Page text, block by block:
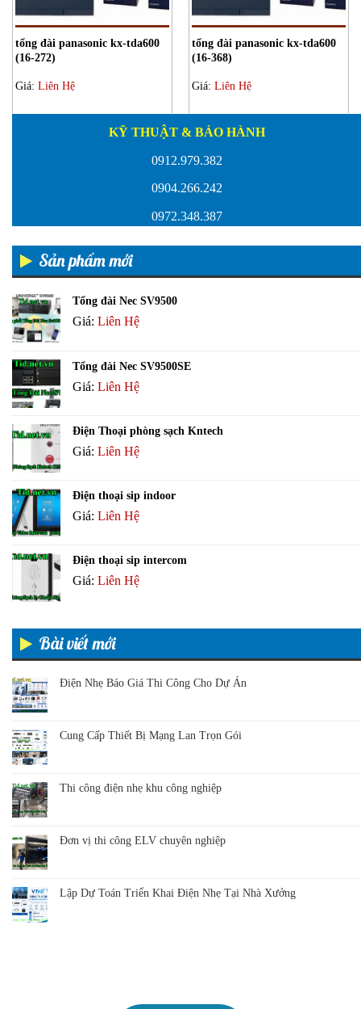
tổng đài panasonic kx-tda600
(16-272)
Giá: Liên Hệ
tổng đài panasonic kx-tda600
(16-368)
Giá: Liên Hệ
KỸ THUẬT & BẢO HÀNH
0912.979.382
0904.266.242
0972.348.387
Sản phẩm mới
Tổng đài Nec SV9500
Giá: Liên Hệ
Tổng đài Nec SV9500SE
Giá: Liên Hệ
Điện Thoại phòng sạch Kntech
Giá: Liên Hệ
Điện thoại sip indoor
Giá: Liên Hệ
Điện thoại sip intercom
Giá: Liên Hệ
Bài viết mới
Điện Nhẹ Báo Giá Thi Công Cho Dự Án
Cung Cấp Thiết Bị Mạng Lan Trọn Gói
Thi công điện nhẹ khu công nghiệp
Đơn vị thi công ELV chuyên nghiệp
Lập Dự Toán Triển Khai Điện Nhẹ Tại Nhà Xưởng